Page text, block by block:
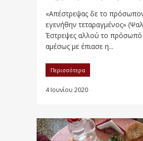
«Απέστρεψας δε το
εγενήθην τεταραγμένος»
Έστρεψες αλλού το πρόσωπό
αμέσως με έπιασε η...
Περισσότερα
4 Ιουνίου 2020